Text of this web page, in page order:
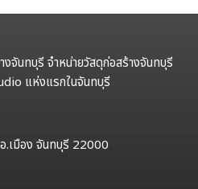
งจันทบุรี จำหน่ายวัสดุก่อสร้างจันทบุรี
แห่งแรกในจันทบุรี
.เมือง จันทบุรี 22000